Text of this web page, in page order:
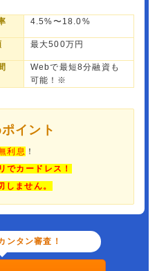
4.5%〜18.0%
最大500万円
Webで最短8分融資も
可能！※
イント
利息 ！
でカードレス！
しません。
ンタン審査！